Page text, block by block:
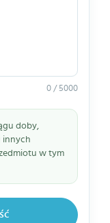
0 / 5000
doby,
innych
w tym